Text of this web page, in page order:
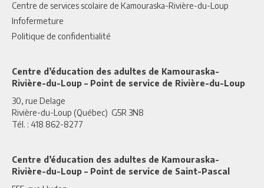
Centre de services scolaire de Kamouraska-Rivière-du-Loup
Infofermeture
Politique de confidentialité
Centre d’éducation des adultes de Kamouraska-
Rivière-du-Loup – Point de service de Rivière-du-Loup
30, rue Delage
Rivière-du-Loup (Québec) G5R 3N8
Tél. : 418 862-8277
Centre d’éducation des adultes de Kamouraska-
Rivière-du-Loup – Point de service de Saint-Pascal